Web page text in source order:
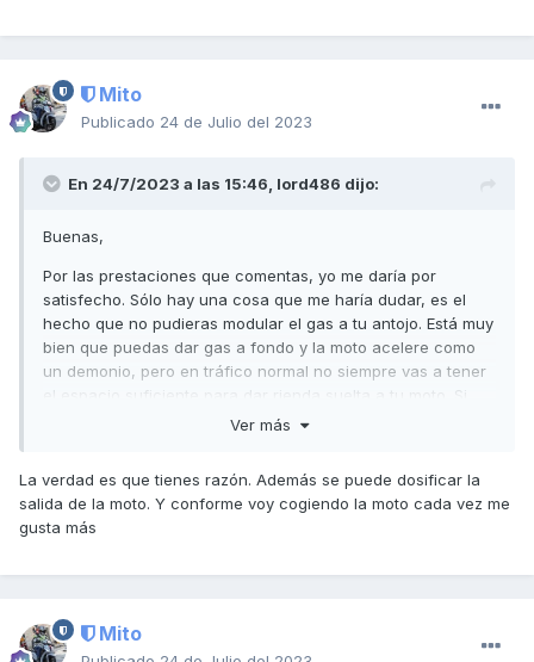
Mito
Publicado 24 de Julio del 2023
En 24/7/2023 a las 15:46, lord486 dijo:
Buenas,
Por las prestaciones que comentas, yo me daría por
satisfecho. Sólo hay una cosa que me haría dudar, es el
hecho que no pudieras modular el gas a tu antojo. Está muy
bien que puedas dar gas a fondo y la moto acelere como
un demonio, pero en tráfico normal no siempre vas a tener
el espacio suficiente para dar rienda suelta a tu moto. Si
puedes dosificarlo cuando te apetezca o cuando lo
menos agresiva como montar rodillos algo más pesados.
Saludos,
Ver más
La verdad es que tienes razón. Además se puede dosificar la
salida de la moto. Y conforme voy cogiendo la moto cada vez me
gusta más
Mito